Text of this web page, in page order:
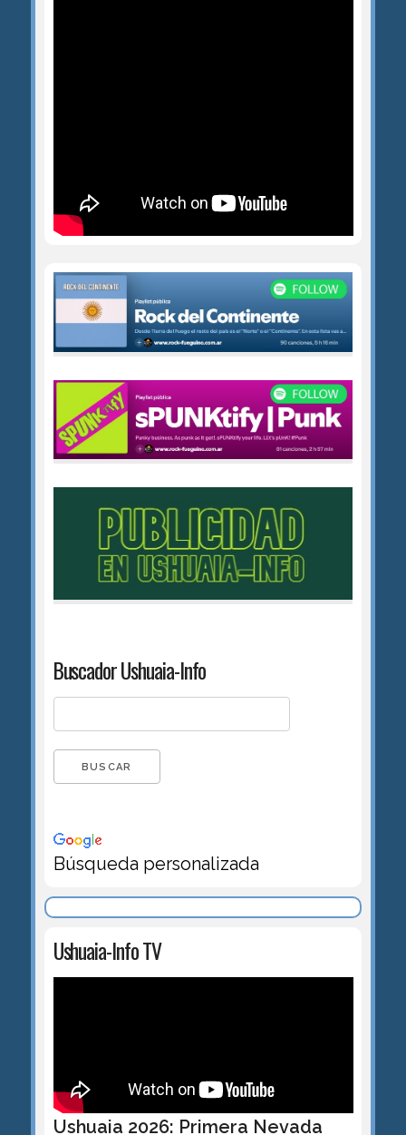
Buscador Ushuaia-Info
Búsqueda personalizada
Ushuaia-Info TV
Ushuaia 2026: Primera Nevada